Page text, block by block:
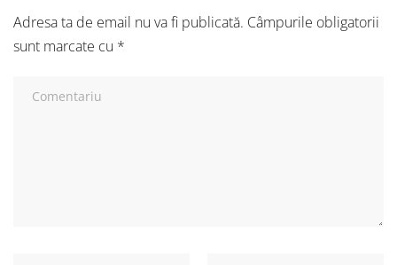
Adresa ta de email nu va fi publicată. Câmpurile obligatorii
sunt marcate cu *